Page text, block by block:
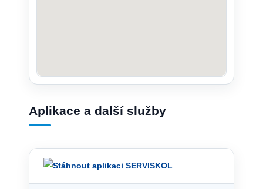
Aplikace a další služby